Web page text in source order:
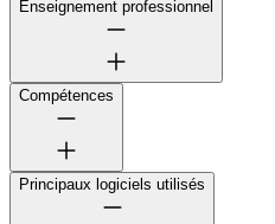
Enseignement professionnel
Compétences
Principaux logiciels utilisés